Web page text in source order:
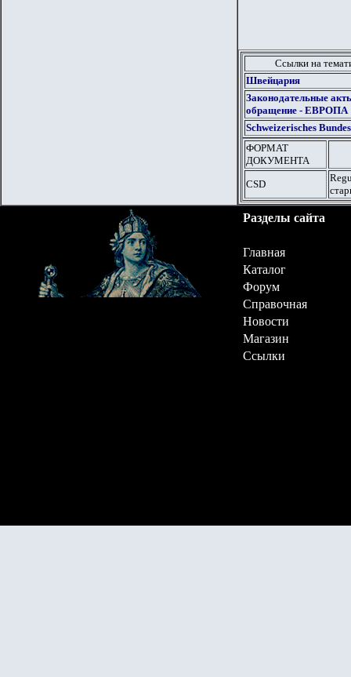
Ссылки на
Швейцария
Законодательные
обращение - ЕВРОПА
Schweizerisches
ФОРМАТ
ДОКУМЕНТА
CSD
Разделы сайта
Главная
Каталог
Форум
Справочная
Новости
Магазин
Ссылки